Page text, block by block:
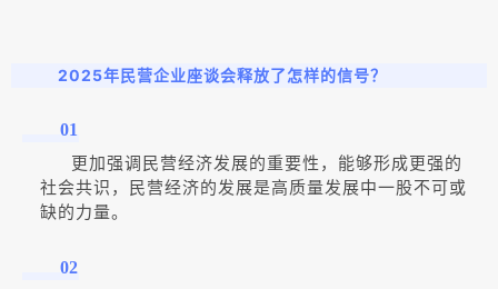
2025年民营企业座谈会释放了怎样的信号？
01
更加强调民营经济发展的重要性，能够形成更强的
社会共识，民营经济的发展是高质量发展中一股不可或
缺的力量。
02